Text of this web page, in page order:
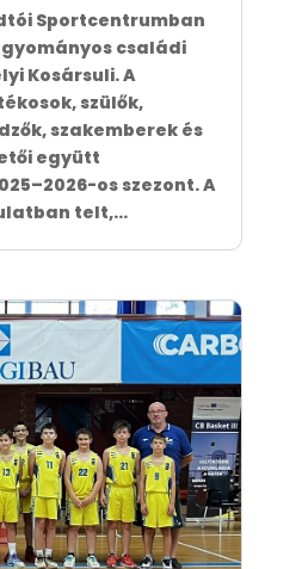
Sportcentrumban
családi
Kosársuli. A
szülők,
szakemberek és
együtt
os szezont. A
telt,...